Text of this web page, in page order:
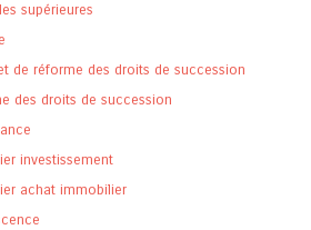
supérieures
de réforme des droits de succession
des droits de succession
investissement
achat immobilier